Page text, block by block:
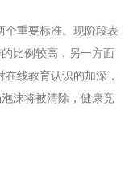
个重要标准。现阶段表
比例较高，另一方面
线教育认识的加深，
沫将被清除，健康竞